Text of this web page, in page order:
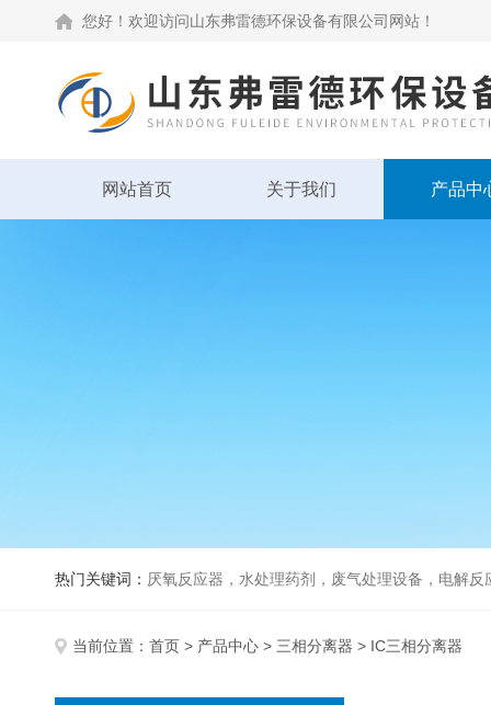
您好！欢迎访问山东弗雷德环保设备有限公司网站！
网站首页 关于我们 产品中
热门关键词： 厌氧反应器，水处理药剂，废气处理设备，电解
当前位置： 首页 > 产品中心 > 三相分离器 > IC三相分离器